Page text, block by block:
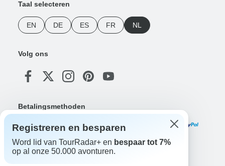
Taal selecteren
EN DE ES FR NL
Volg ons
Betalingsmethoden
Registreren en besparen
Word lid van TourRadar+ en bespaar tot 7%
op al onze 50.000 avonturen.